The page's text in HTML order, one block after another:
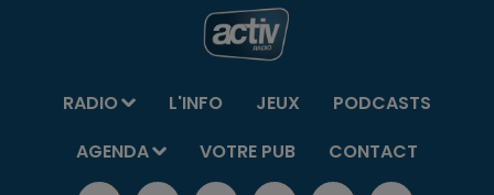
RADIO L'INFO JEUX
PODCASTS
AGENDA
VOTRE PUB CONTACT